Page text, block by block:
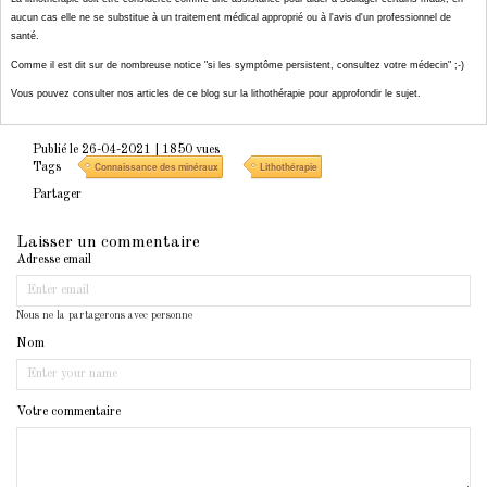
aucun cas elle ne se substitue à un traitement médical approprié ou à l'avis d'un professionnel de
santé.
Comme il est dit sur de nombreuse notice "si les symptôme persistent, consultez votre médecin" ;-)
Vous pouvez consulter nos articles de ce blog sur la lithothérapie pour approfondir le sujet.
Publié le 26-04-2021
| 1850 vues
Tags
Connaissance des minéraux Lithothérapie
Partager
Laisser un commentaire
Adresse email
Nous ne la partagerons avec personne
Nom
Votre commentaire